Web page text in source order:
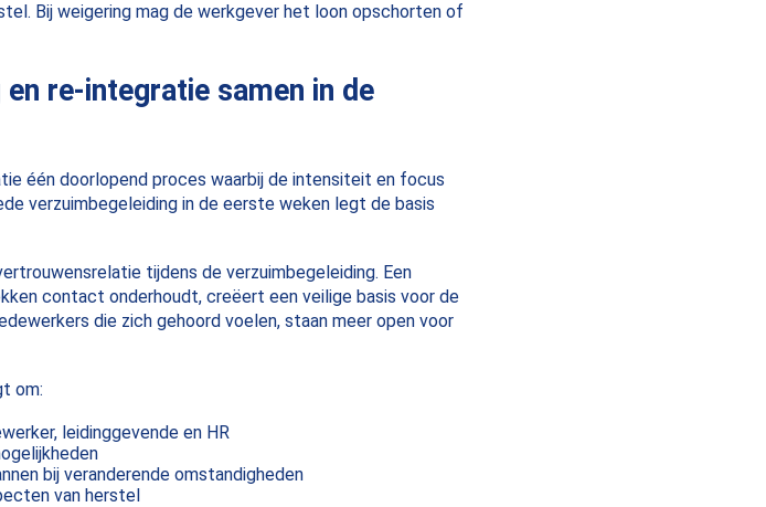
Bij weigering mag de werkgever het loon opschorten of
re-integratie samen in de
één doorlopend proces waarbij de intensiteit en focus
verzuimbegeleiding in de eerste weken legt de basis
tijdens de verzuimbegeleiding. Een
contact onderhoudt, creëert een veilige basis voor de
die zich gehoord voelen, staan meer open voor
om:
leidinggevende en HR
bij veranderende omstandigheden
van herstel